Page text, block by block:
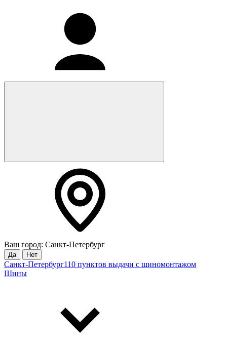
Ваш город: Санкт-Петербург
Да Нет
Санкт-Петербург110 пунктов выдачи с шиномонтажом
Шины